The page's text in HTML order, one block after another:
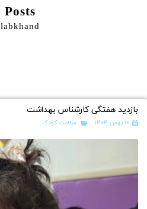
Posts
labkhand
بازدید هفتگی کارشناس بهداشت
۱۲ بهمن ۱۴۰۴ سلامت کودک